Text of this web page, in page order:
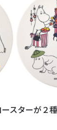
スターが２